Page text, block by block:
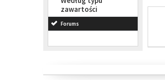
zawartości
Forums